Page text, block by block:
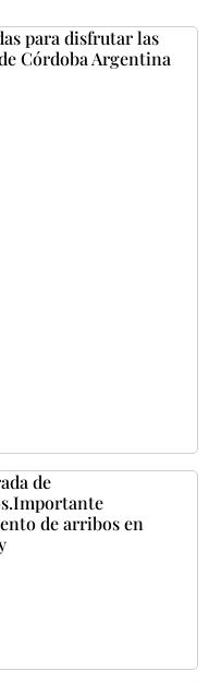
para disfrutar las
Córdoba Argentina
de
de arribos en